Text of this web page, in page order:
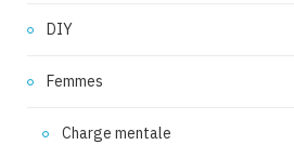
DIY
Femmes
Charge mentale